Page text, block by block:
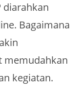
diarahkan
Bagaimana
memudahkan
kegiatan.